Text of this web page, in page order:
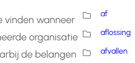
vinden wanneer
organisatie
de belangen
af
aflossing
afvallen